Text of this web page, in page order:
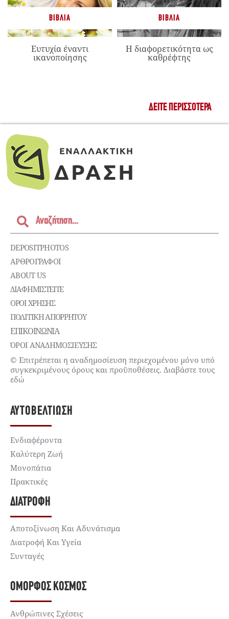
ΒΙΒΛΊΑ
Ευτυχία έναντι
ικανοποίησης
ΒΙΒΛΊΑ
Η διαφορετικότητα ως
καθρέφτης
ΔΕΊΤΕ ΠΕΡΙΣΣΌΤΕΡΑ
DEPOSITPHOTOS
ΑΡΘΡΟΓΡΑΦΟΙ
ABOUT US
ΔΙΑΦΗΜΙΣΤΕΊΤΕ
ΌΡΟΙ ΧΡΉΣΗΣ
ΠΟΛΙΤΙΚΉ ΑΠΟΡΡΉΤΟΥ
ΕΠΙΚΟΙΝΩΝΊΑ
ΌΡΟΙ ΑΝΑΔΗΜΟΣΙΕΥΣΗΣ
© Επιτρέπεται η αναδημοσίευση περιεχομένου μόνο υπό
συγκεκριμένους όρους και προϋποθέσεις. Διαβάστε τους
εδώ
ΑΥΤΟΒΕΛΤΊΩΣΗ
Ενδιαφέροντα
Καλύτερη Ζωή
Μονοπάτια
Πρακτικές
ΔΙΑΤΡΟΦΉ
Αποτοξίνωση Και Αδυνάτισμα
Διατροφή Και Υγεία
Συνταγές
ΌΜΟΡΦΟΣ ΚΌΣΜΟΣ
Ανθρώπινες Σχέσεις